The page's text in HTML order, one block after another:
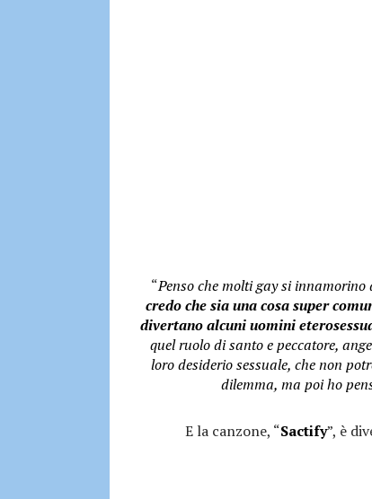
“Penso che molti gay si
credo che sia una cosa super
divertano alcuni uomini
quel ruolo di santo e peccatore,
loro desiderio sessuale, che non
dilemma, ma poi ho
E la canzone, “Sactify”, è